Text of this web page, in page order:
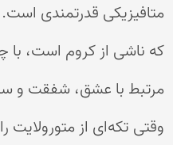
متافیزیکی قدرتمندی
که ناشی از کروم است، با
مرتبط با عشق، شفقت و
وقتی تکه‌ای از متورولایت